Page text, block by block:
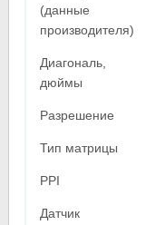
(данные
производителя)
Диагональ,
дюймы
Разрешение
Тип матрицы
PPI
Датчик